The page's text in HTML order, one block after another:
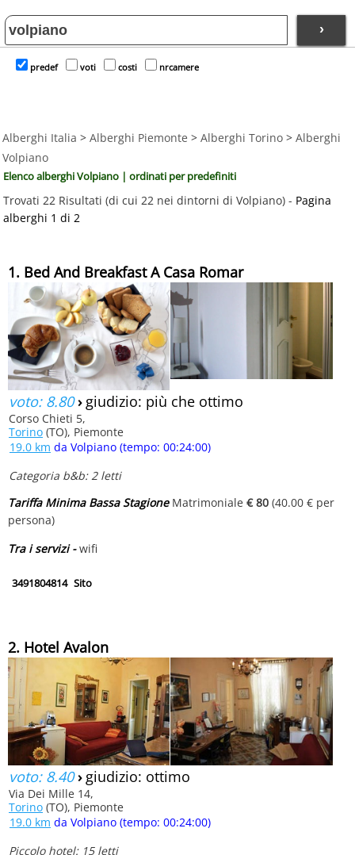
›
predef voti costi nrcamere
Alberghi Italia > Alberghi Piemonte > Alberghi Torino > Alberghi
Volpiano
Elenco alberghi Volpiano | ordinati per predefiniti
Trovati 22 Risultati (di cui 22 nei dintorni di Volpiano) - Pagina
alberghi 1 di 2
1. Bed And Breakfast A Casa Romar
voto: 8.80› giudizio: più che ottimo
Corso Chieti 5,
Torino (TO), Piemonte
19.0 km da Volpiano (tempo: 00:24:00)
Categoria b&b: 2 letti
Tariffa Minima Bassa StagioneMatrimoniale € 80 (40.00 € per
persona)
Tra i servizi -wifi
3491804814 Sito
2. Hotel Avalon
voto: 8.40› giudizio: ottimo
Via Dei Mille 14,
Torino (TO), Piemonte
19.0 km da Volpiano (tempo: 00:24:00)
Piccolo hotel: 15 letti